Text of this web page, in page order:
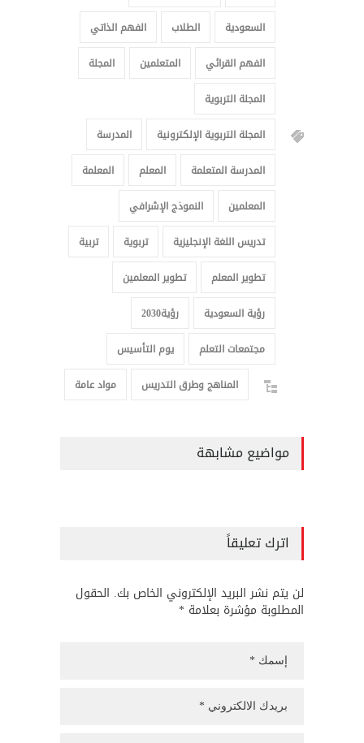
السعودية
الطلاب
الفهم الذاتي
الفهم القرائي
المتعلمين
المجلة
المجلة التربوية
المجلة التربوية الإلكترونية
المدرسة
المدرسة المتعلمة
المعلم
المعلمة
المعلمين
النموذج الإشرافي
تدريس اللغة الإنجليزية
تربوية
تربية
تطوير المعلم
تطوير المعلمين
رؤية السعودية
رؤية2030
مجتمعات التعلم
يوم التأسيس
المناهج وطرق التدريس
مواد عامة
مواضيع مشابهة
اترك تعليقاً
لن يتم نشر البريد الإلكتروني الخاص بك. الحقول
المطلوبة مؤشرة بعلامة *